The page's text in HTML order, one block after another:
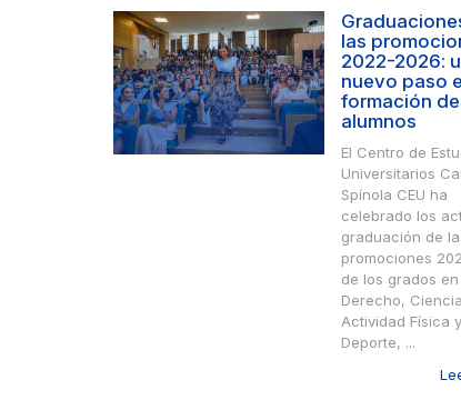
las
2022-2026:
nuevo paso
formación
alumnos
El Centro de
Universitarios
Spínola CEU ha
celebrado los
graduación de
promociones
de los grados en
Derecho,
Actividad Física
Deporte, ...